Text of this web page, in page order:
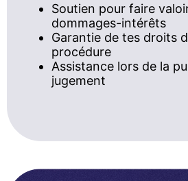
Soutien pour faire
dommages-intérêts
Garantie de tes droits
procédure
Assistance lors de la
jugement